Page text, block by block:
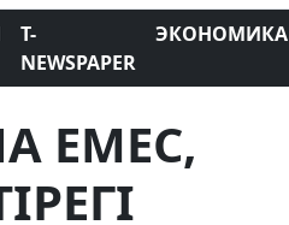
T-
NEWSPAPER
ЭКОНОМИКА
ЕМЕС,